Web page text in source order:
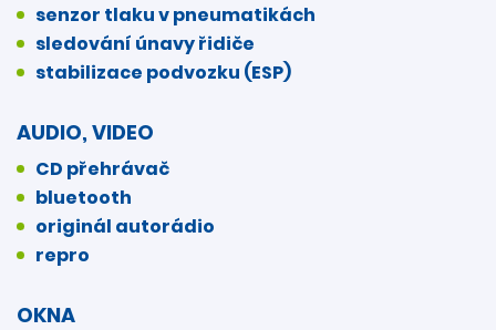
senzor tlaku v pneumatikách
sledování únavy řidiče
stabilizace podvozku (ESP)
AUDIO, VIDEO
CD přehrávač
bluetooth
originál autorádio
repro
OKNA